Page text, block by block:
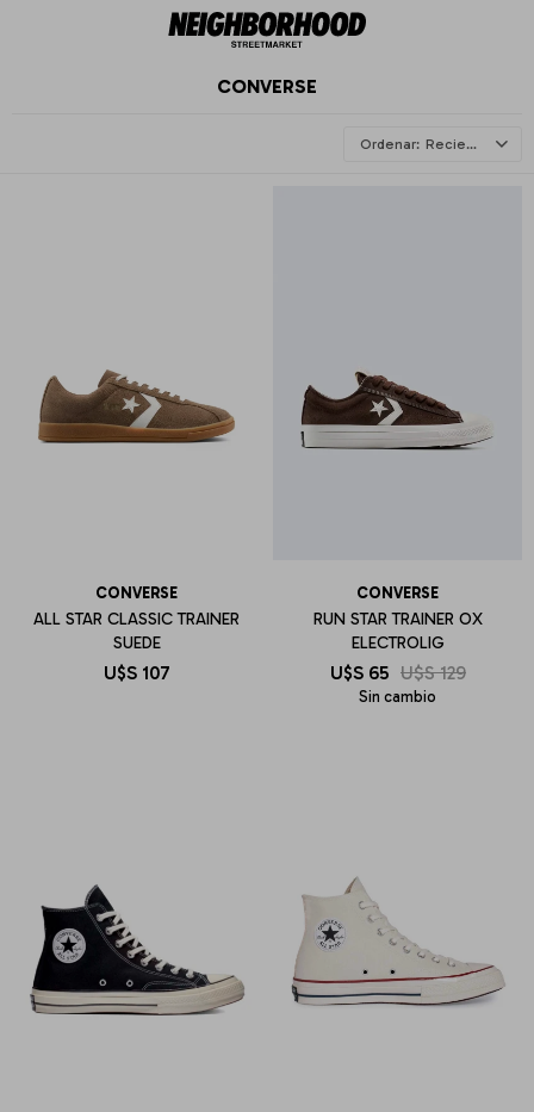
CONVERSE
Recientes
CONVERSE
ALL STAR CLASSIC TRAINER
SUEDE
U$S 107
CONVERSE
RUN STAR TRAINER OX
ELECTROLIG
U$S 65 U$S 129
Sin cambio